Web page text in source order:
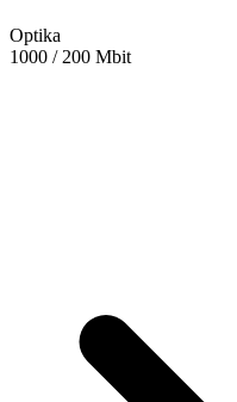
Optika
1000 / 200 Mbit